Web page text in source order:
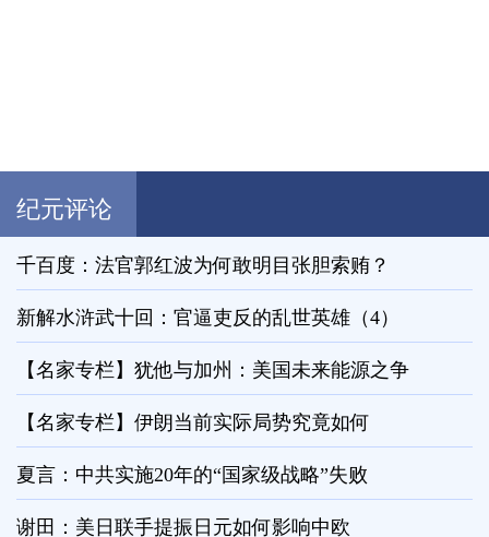
纪元评论
千百度：法官郭红波为何敢明目张胆索贿？
新解水浒武十回：官逼吏反的乱世英雄（4）
【名家专栏】犹他与加州：美国未来能源之争
【名家专栏】伊朗当前实际局势究竟如何
夏言：中共实施20年的“国家级战略”失败
谢田：美日联手提振日元如何影响中欧